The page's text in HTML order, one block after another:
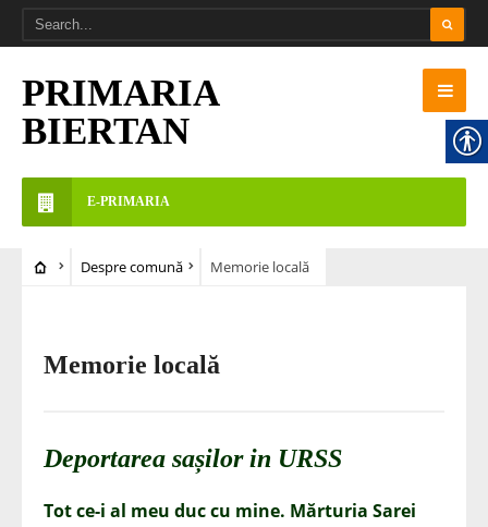
PRIMARIA
BIERTAN
E-PRIMARIA
Despre comună Memorie locală
Memorie locală
Deportarea sașilor in URSS
Tot ce-i al meu duc cu mine. Mărturia Sarei